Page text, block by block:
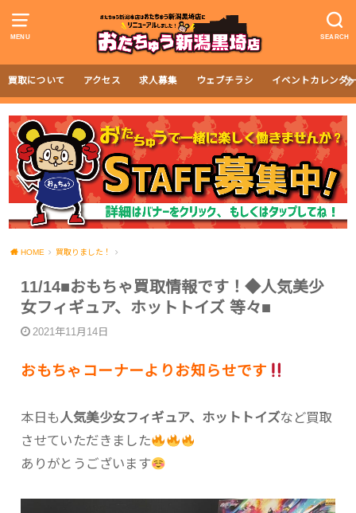
MENU SEARCH
買取について アクセス 求人募集 ウェブチラシ イベントカレンダ
HOME 買取りました！
11/14■おもちゃ買取情報です！◆人気美少
女フィギュア、ホットトイズ 等々■
2021年11月14日
おもちゃコーナーよりお知らせです
本日も 人気美少女フィギュア、ホットトイズなど買取
させていただきました
ありがとうございます